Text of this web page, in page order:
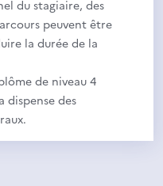
du stagiaire, des
peuvent être
la durée de la
de niveau 4
dispense des